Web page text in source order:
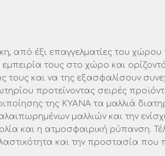
από έξι επαγγελματίες του
τους στο χώρο και
και να της εξασφαλίσουν
προτείνοντας σειρές
της ΚΥΑΝΑ τα μαλλιά
μαλλιών και την
και η ατμοσφαιρική ρύπανση.
και την προστασία που